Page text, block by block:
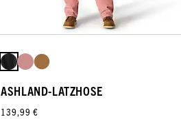
ASHLAND-LATZHOSE
139,99 €